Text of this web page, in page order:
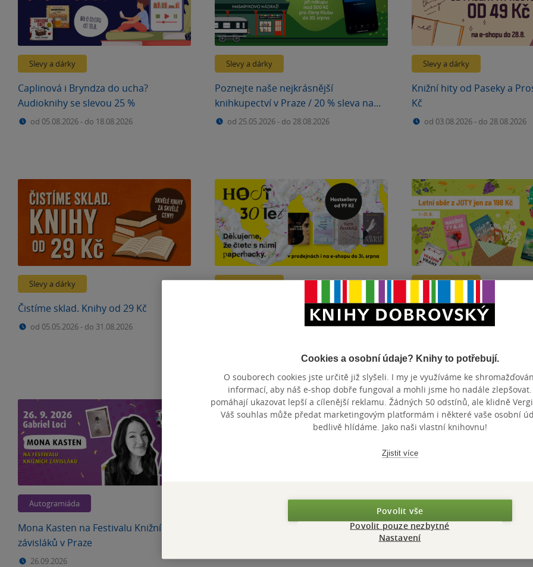
Slevy a dárky
Caplinová i Bryndza do ucha?
Audioknihy se slevou 25 %
od 05.08.2026- do 18.08.2026
Slevy a dárky
Poznejte naše nejkrásnější
knihkupectví v Praze / 20 % sleva na
(téměř) vše na Masaryčce
od 25.05.2026- do 28.08.2026
Slevy a dárky
Knižní hity od Paseky a
Kč
od 03.08.2026- do 28.08.2026
Slevy a dárky
Čistíme sklad. Knihy od 29 Kč
od 05.05.2026- do 31.08.2026
Slevy a dárky
Legendární brožky od HOSTu? Již od 99
Slevy a dárky
Letní sběr z Joty. Tituly jen
od 01.08.2026-do 31.08.2026
Autogramiáda
Mona Kasten na Festivalu Knižních
závisláků v Praze
26.09.2026
FESTIVAL KNIŽNÍCH ZÁVISLÁKŮ 2026
Soutěže
Soutěž s ISIC o 20 000 Kč!
Cookies a osobní údaje? Knihy to potřebují.
O souborech cookies jste určitě již slyšeli. I my je využíváme ke
informací, aby náš e-shop dobře fungoval a mohli jsme ho nadále zlepšovat.
pomáhají ukazovat lepší a cílenější reklamu. Žádných 50 odstínů, ale klidně
Váš souhlas může předat marketingovým platformám i některé vaše osobní
bedlivě hlídáme. Jako naši vlastní knihovnu!
Zjistit více
Povolit vše
Povolit pouze nezbytné
Nastavení